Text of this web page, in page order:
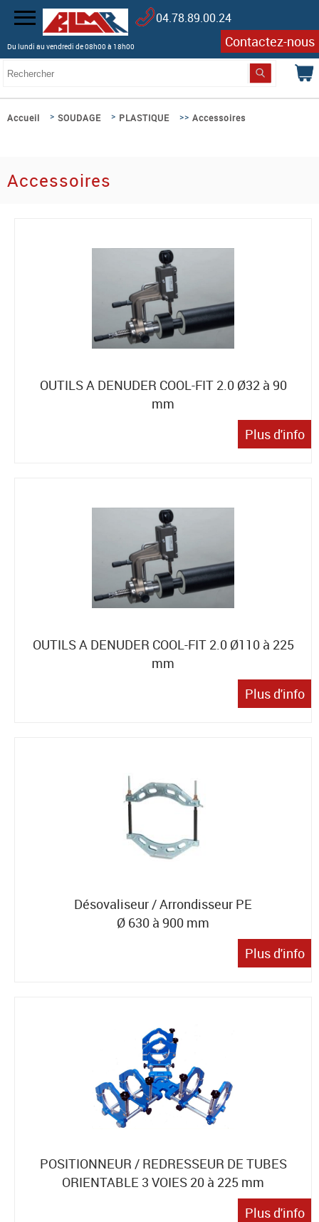
04.78.89.00.24
Du lundi au vendredi de 08h00 à 18h00 Contactez-nous
Accueil > SOUDAGE > PLASTIQUE >> Accessoires
Accessoires
OUTILS A DENUDER COOL-FIT 2.0 Ø32 à 90
mm
Plus d'info
OUTILS A DENUDER COOL-FIT 2.0 Ø110 à 225
mm
Plus d'info
Désovaliseur / Arrondisseur PE
Ø 630 à 900 mm
Plus d'info
POSITIONNEUR / REDRESSEUR DE TUBES
ORIENTABLE 3 VOIES 20 à 225 mm
Plus d'info